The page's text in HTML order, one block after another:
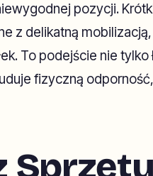
pozycji.
z delikatną
To podejście nie
fizyczną